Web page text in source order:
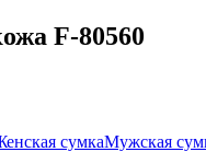
F-80560
сумкаМужская